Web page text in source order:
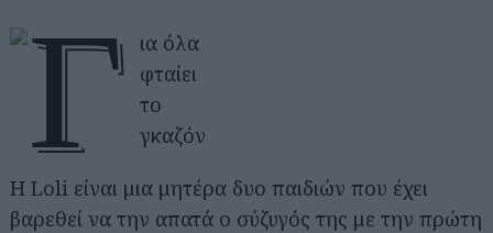
Η Loli είναι μια μητέρα δυο παιδιών που έχει
βαρεθεί να την απατά ο σύζυγός της με την πρώτη